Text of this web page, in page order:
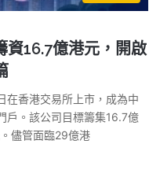
16.7億港元，開啟
在香港交易所上市，成為中
戶。該公司目標籌集16.7億
儘管面臨29億港